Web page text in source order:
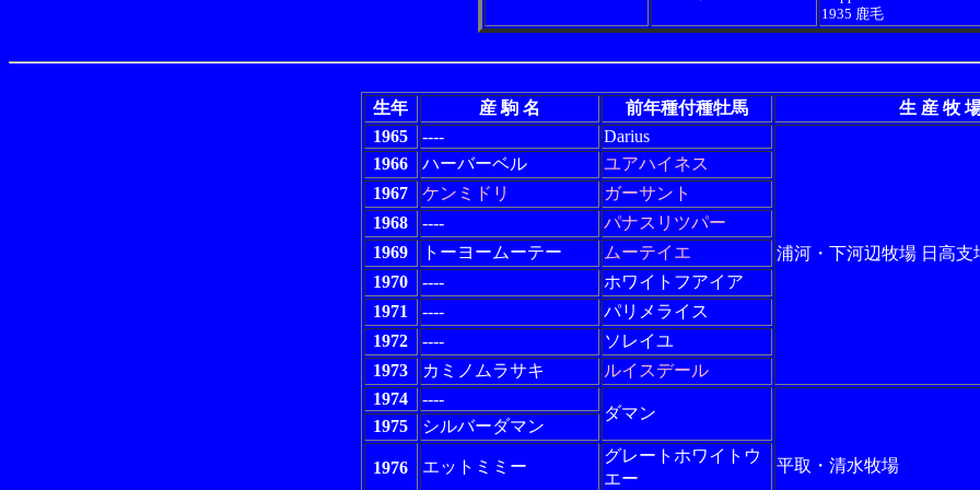
1935 鹿毛
生年 産 駒 名 前年種付種牡馬
生 産 牧
1965
---- Darius
浦河・下河辺牧場 日高支
1966 ハーバーベル
ユアハイネス
1967
ケンミドリ
ガーサント
1968
----
パナスリツパー
1969
トーヨームーテー
ムーテイエ
1970
----
ホワイトフアイア
1971
----
パリメライス
1972
----
ソレイユ
1973
カミノムラサキ
ルイスデール
1974
----
ダマン
平取・清水牧場
1975 シルバーダマン
1976 エットミミー
グレートホワイトウ
エー